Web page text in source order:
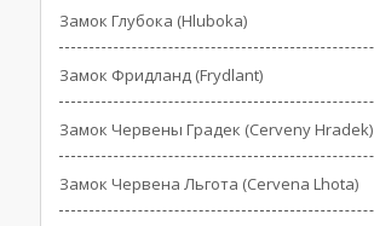
Замок Глубока (Hluboka)
Замок Фридланд (Frydlant)
Замок Червены Градек (Cerveny Hradek)
Замок Червена Льгота (Cervena Lhota)